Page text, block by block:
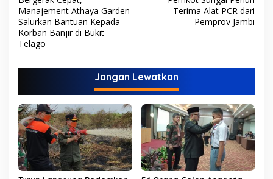
a
v
i
s
i
p
o
s
Manajement Athaya Garden
Salurkan Bantuan Kepada
Korban Banjir di Bukit
Telago
Terima Alat PCR dari
Pemprov Jambi
Jangan Lewatkan